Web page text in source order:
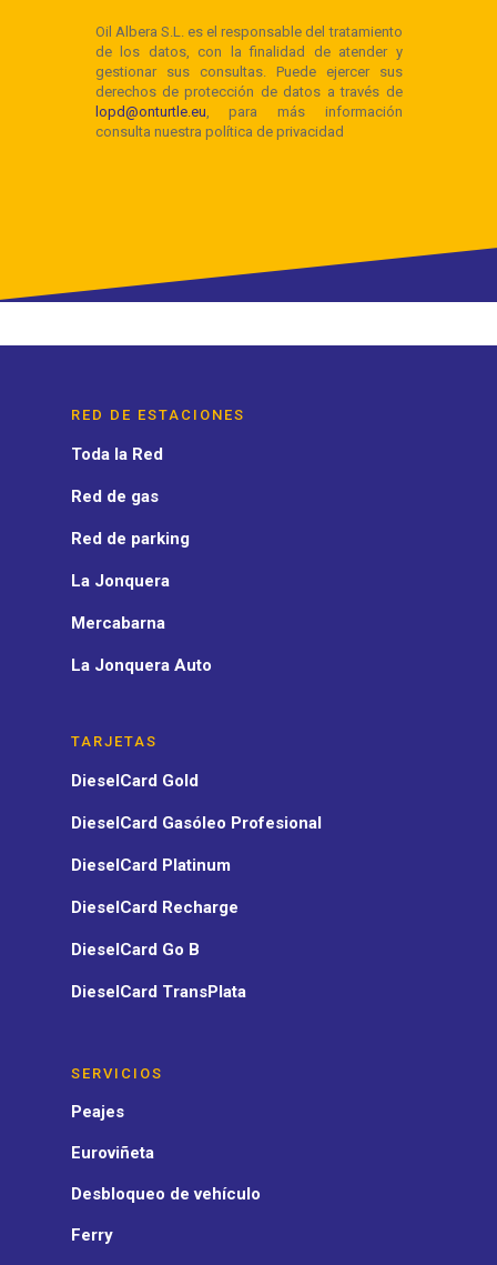
RED DE ESTACIONES
Toda la Red
Red de gas
Red de parking
La Jonquera
Mercabarna
La Jonquera Auto
TARJETAS
DieselCard Gold
DieselCard Gasóleo Profesional
DieselCard Platinum
DieselCard Recharge
DieselCard Go B
DieselCard TransPlata
SERVICIOS
Peajes
Euroviñeta
Desbloqueo de vehículo
Ferry